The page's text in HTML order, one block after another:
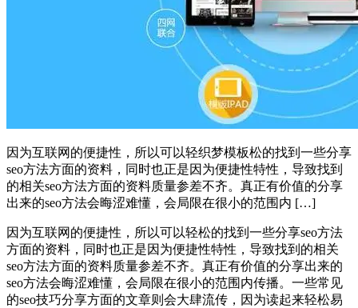
因为互联网的便捷性，所以可以轻织梦模板松的找到一些分享
seo方法方面的资料，同时也正是因为便捷性特性，导致找到
的相关seo方法方面的资料质量参差不齐。真正有价值的分享
出来的seo方法会晦涩难懂，会局限在很小的范围内 […]
因为互联网的便捷性，所以可以轻松的找到一些分享seo方法
方面的资料，同时也正是因为便捷性特性，导致找到的相关
seo方法方面的资料质量参差不齐。真正有价值的分享出来的
seo方法会晦涩难懂，会局限在很小的范围内传播。一些常见
的seo技巧分享方面的文章则会大肆流传，因为读起来轻松易